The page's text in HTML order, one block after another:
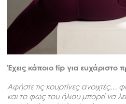
Έχεις κάποιο tip για ευχάριστο
Αφήστε τις κουρτίνες ανοιχτές…
και το φως του ήλιου μπορεί να